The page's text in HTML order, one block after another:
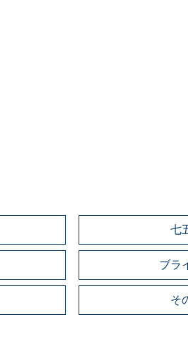
七
ブラ
そ